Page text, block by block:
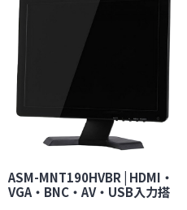
ASM-MNT190HVBR | HDMI・
VGA・BNC・AV・USB入力搭